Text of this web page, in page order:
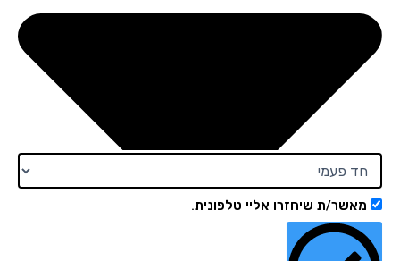
מאשר/ת שיחזרו אליי טלפונית.